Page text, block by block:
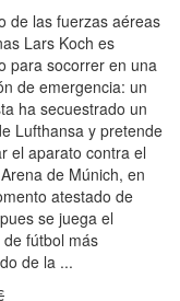
de las fuerzas aéreas
Lars Koch es
para socorrer en una
de emergencia: un
ha secuestrado un
Lufthansa y pretende
el aparato contra el
de Múnich, en
atestado de
se juega el
fútbol más
de la ...